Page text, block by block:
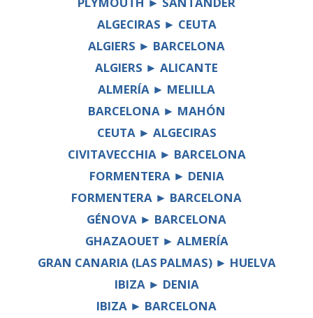
ALGECIRAS ► CEUTA
ALGIERS ► BARCELONA
ALGIERS ► ALICANTE
ALMERÍA ► MELILLA
BARCELONA ► MAHÓN
CEUTA ► ALGECIRAS
CIVITAVECCHIA ► BARCELONA
FORMENTERA ► DENIA
FORMENTERA ► BARCELONA
GÉNOVA ► BARCELONA
GHAZAOUET ► ALMERÍA
GRAN CANARIA (LAS PALMAS) ► HUELVA
IBIZA ► DENIA
IBIZA ► BARCELONA